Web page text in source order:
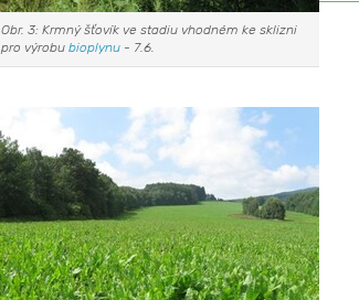
Obr. 3: Krmný šťovík ve stadiu vhodném ke sklizni
pro výrobu bioplynu- 7.6.